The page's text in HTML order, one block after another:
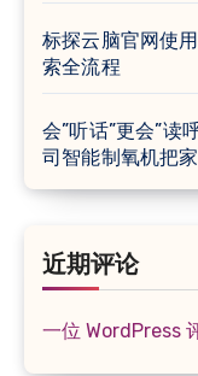
标探云脑官网使
索全流程
会”听话”更会”读
司智能制氧机把
近期评论
一位 WordPress